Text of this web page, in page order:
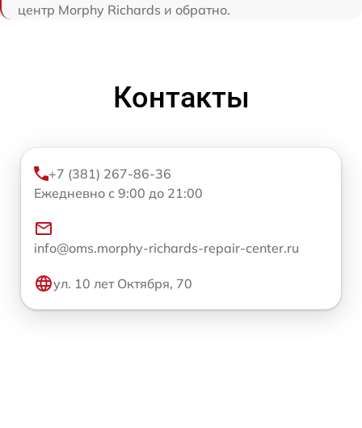
центр Morphy Richards и обратно.
Контакты
+7 (381) 267-86-36
Ежедневно с 9:00 до 21:00
info@oms.morphy-richards-repair-center.ru
ул. 10 лет Октября, 70